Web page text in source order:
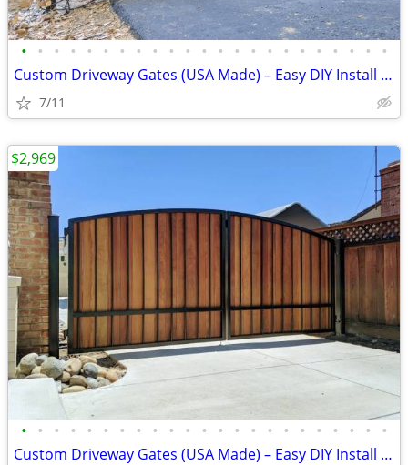
• • • • • • • • • • • • • • • • • • • • • • •
Custom Driveway Gates (USA Made) – Easy DIY Install + FREE Delivery
7/11
• • • • • • • • • • • • • • • • • • • • • • •
Custom Driveway Gates (USA Made) – Easy DIY Install + FREE Delivery
$2,969